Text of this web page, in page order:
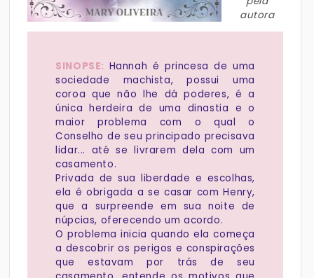
autora
SINOPSE: Hannah é princesa de uma
sociedade machista, possui uma
coroa que não lhe dá poderes, é a
única herdeira de uma dinastia e o
maior problema com o qual o
Conselho de seu principado precisava
lidar... até se livrarem dela com um
casamento.
Privada de sua liberdade e escolhas,
ela é obrigada a se casar com Henry,
que a surpreende em sua noite de
núpcias, oferecendo um acordo.
O problema inicia quando ela começa
a descobrir os perigos e conspirações
que estavam por trás de seu